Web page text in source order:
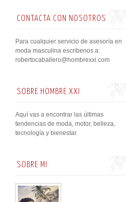
CONTACTA CON NOSOTROS
Para cualquier servicio de asesoría en
moda masculina escribenos a:
robertocaballero@hombrexxi.com
SOBRE HOMBRE XXI
Aquí vas a encontrar las últimas
tendencias de moda, motor, belleza,
tecnología y bienestar.
SOBRE MI